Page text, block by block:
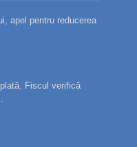
apel pentru reducerea
Fiscul verifică